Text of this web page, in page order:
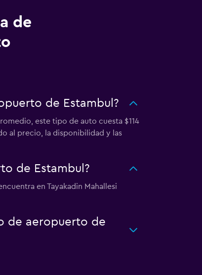
de
de Estambul?
este tipo de auto cuesta $114
al precio, la disponibilidad y las
de Estambul?
en Tayakadin Mahallesi
de aeropuerto de